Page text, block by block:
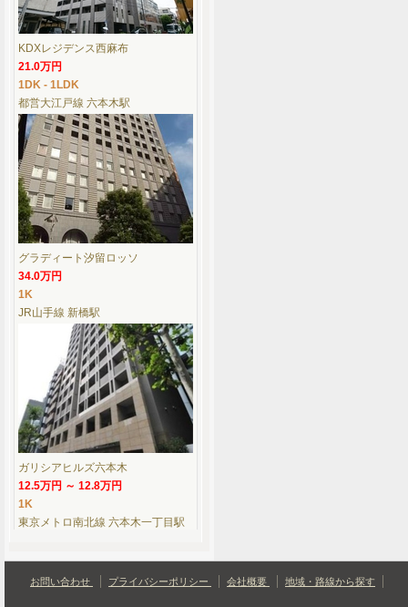
KDXレジデンス西麻布
21.0万円
1DK - 1LDK
都営大江戸線 六本木駅
グラディート汐留ロッソ
34.0万円
1K
JR山手線 新橋駅
ガリシアヒルズ六本木
12.5万円 ～ 12.8万円
1K
東京メトロ南北線 六本木一丁目駅
お問い合わせ プライバシーポリシー 会社概要 地域・路線から探す